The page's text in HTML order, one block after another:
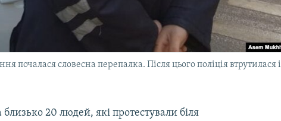
словесна перепалка. Після цього поліція втрутилася і
20 людей, які протестували біля